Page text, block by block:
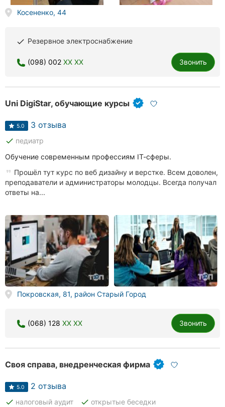
Косененко, 44
done Резервное электроснабжение
(098) 002 XX XX Звонить
Uni DigiStar, обучающие курсы
5.0 3 отзыва
done педиатр
Обучение современным профессиям ІТ-сферы.
Прошёл тут курс по веб дизайну и верстке. Всем доволен,
преподаватели и администраторы молодцы. Всегда получал
ответы на...
Покровская, 81, район Старый Город
(068) 128 XX XX Звонить
Своя справа, внедренческая фирма
5.0 2 отзыва
done налоговый аудит done открытые беседки